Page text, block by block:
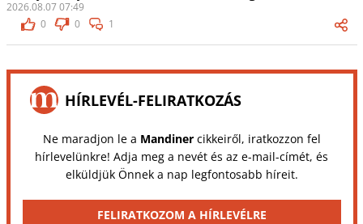
2026.08.07 07:49
0
0 1
HÍRLEVÉL-FELIRATKOZÁS
Ne maradjon le a Mandinercikkeiről, iratkozzon fel
hírlevelünkre! Adja meg a nevét és az e-mail-címét, és
elküldjük Önnek a nap legfontosabb híreit.
FELIRATKOZOM A HÍRLEVÉLRE